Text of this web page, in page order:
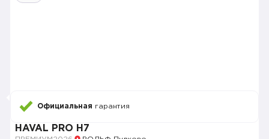
Официальная гарантия
HAVAL PRO H7